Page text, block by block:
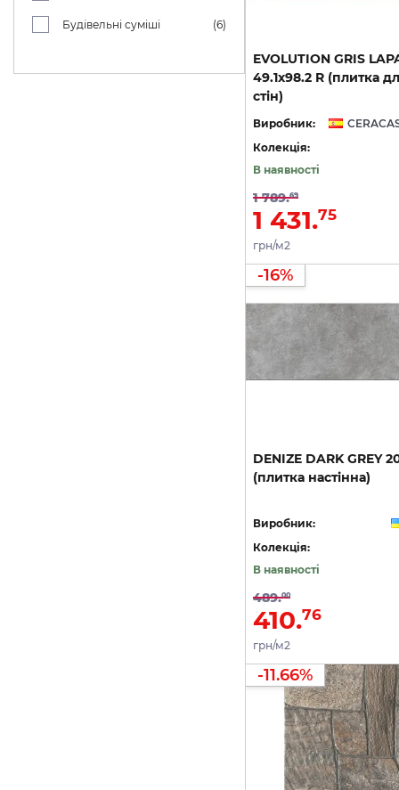
Будівельні суміші (6)
EVOLUTION GRIS
49.1х98.2 R (плитка
стін)
Виробник:
Колекція:
В наявності
1 789.69
1 431.75
грн/м2
-16%
DENIZE DARK GREY
(плитка настінна)
Виробник:
Колекція:
В наявності
489.00
410.76
грн/м2
-11.66%